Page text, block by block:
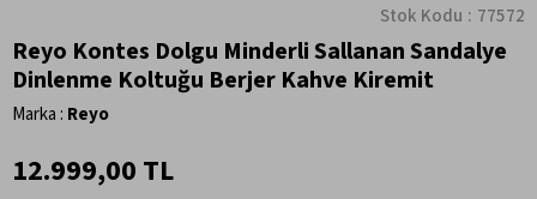
Stok Kodu 77572
Reyo Kontes Dolgu Minderli Sallanan Sandalye
Dinlenme Koltuğu Berjer Kahve Kiremit
Marka : Reyo
12.999,00 TL